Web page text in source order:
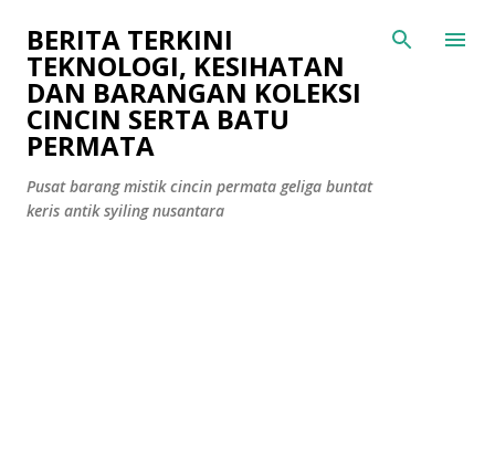
Langkau ke kandungan utama
BERITA TERKINI
TEKNOLOGI, KESIHATAN
DAN BARANGAN KOLEKSI
CINCIN SERTA BATU
PERMATA
Pusat barang mistik cincin permata geliga buntat
keris antik syiling nusantara